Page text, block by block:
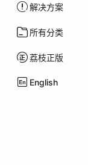
解决方案
所有分类
荔枝正版
English